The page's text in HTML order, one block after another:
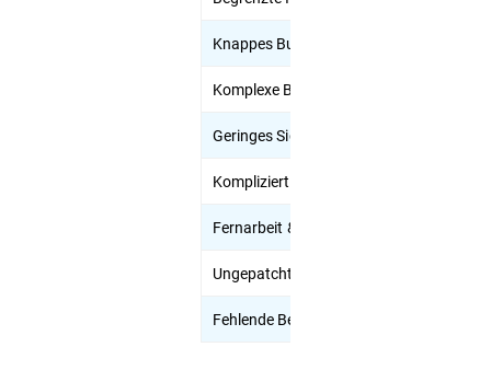
Knappes Budget
Komplexe Bedrohungen
Geringes Sicherheitsbewusstsein
Komplizierte Compliance
Fernarbeit & BYOD
Ungepatchte Systeme
Fehlende Bedrohungstransparenz